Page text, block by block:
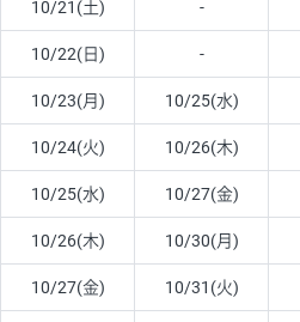
10/21(土) -
10/22(日) -
10/23(月) 10/25(水)
10/24(火) 10/26(木)
10/25(水) 10/27(金)
10/26(木) 10/30(月)
10/27(金) 10/31(火)